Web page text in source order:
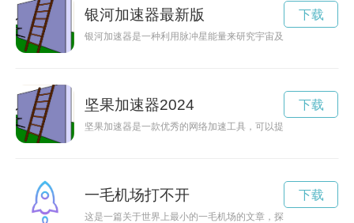
银河加速器最新版
银河加速器是一种利用脉冲星能量来研究宇宙及其神秘事物的
下载
坚果加速器2024
坚果加速器是一款优秀的网络加速工具，可以提供稳定流畅的
下载
一毛机场打不开
这是一篇关于世界上最小的一毛机场的文章，探讨了它的独特之
下载